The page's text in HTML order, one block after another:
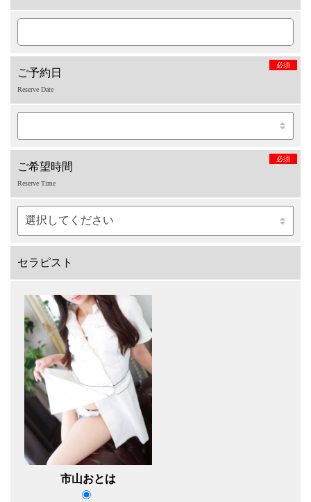
ご予約日
必須
Reserve Date
ご希望時間
必須
Reserve Time
セラピスト
市山おとは